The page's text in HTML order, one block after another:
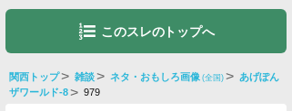
このスレのトップへ
関西トップ 雑談 ネタ・おもしろ画像 (全国)
あげぽん
ザワールド-8
979